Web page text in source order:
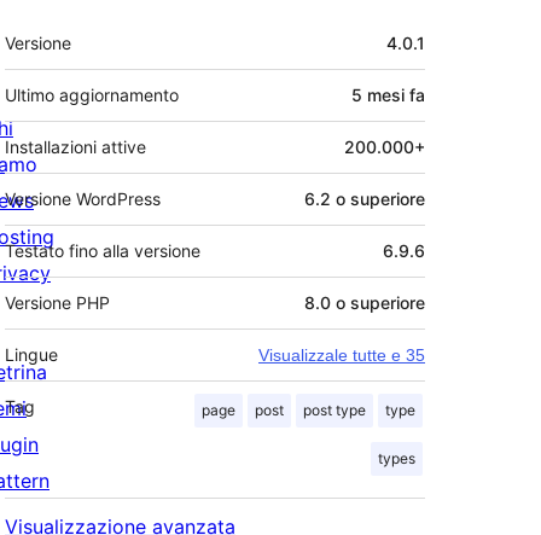
Meta
Versione 4.0.1
Ultimo aggiornamento 5 mesi fa
Installazioni attive 200.000+
Versione WordPress 6.2 o superiore
Testato fino alla versione 6.9.6
Versione PHP 8.0 o superiore
Lingue Visualizzale tutte e 35
Tag page post post type type
types
Visualizzazione avanzata